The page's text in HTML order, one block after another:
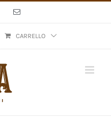
Email
CARRELLO